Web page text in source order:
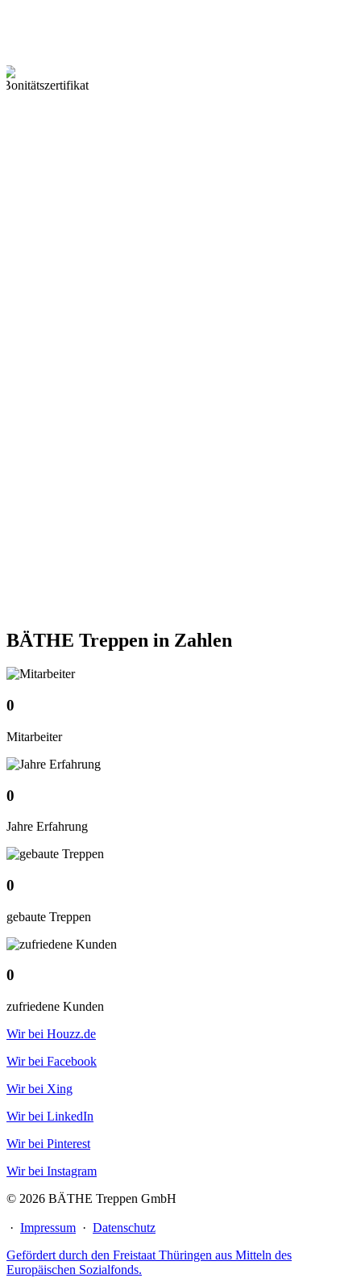
BÄTHE Treppen in Zahlen
0
Mitarbeiter
0
Jahre Erfahrung
0
gebaute Treppen
0
zufriedene Kunden
Wir bei Houzz.de
Wir bei Facebook
Wir bei Xing
Wir bei LinkedIn
Wir bei Pinterest
Wir bei Instagram
© 2026 BÄTHE Treppen GmbH
· Impressum · Datenschutz
Gefördert durch den Freistaat Thüringen aus Mitteln des
Europäischen Sozialfonds.